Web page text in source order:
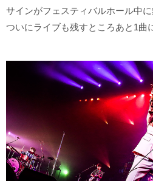
サインがフェスティバルホール中に
ついにライブも残すところあと1曲